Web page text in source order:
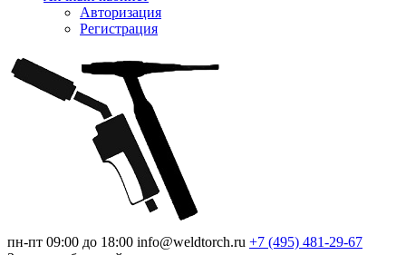
Авторизация
Регистрация
пн-пт 09:00 до 18:00 info@weldtorch.ru +7 (495) 481-29-67